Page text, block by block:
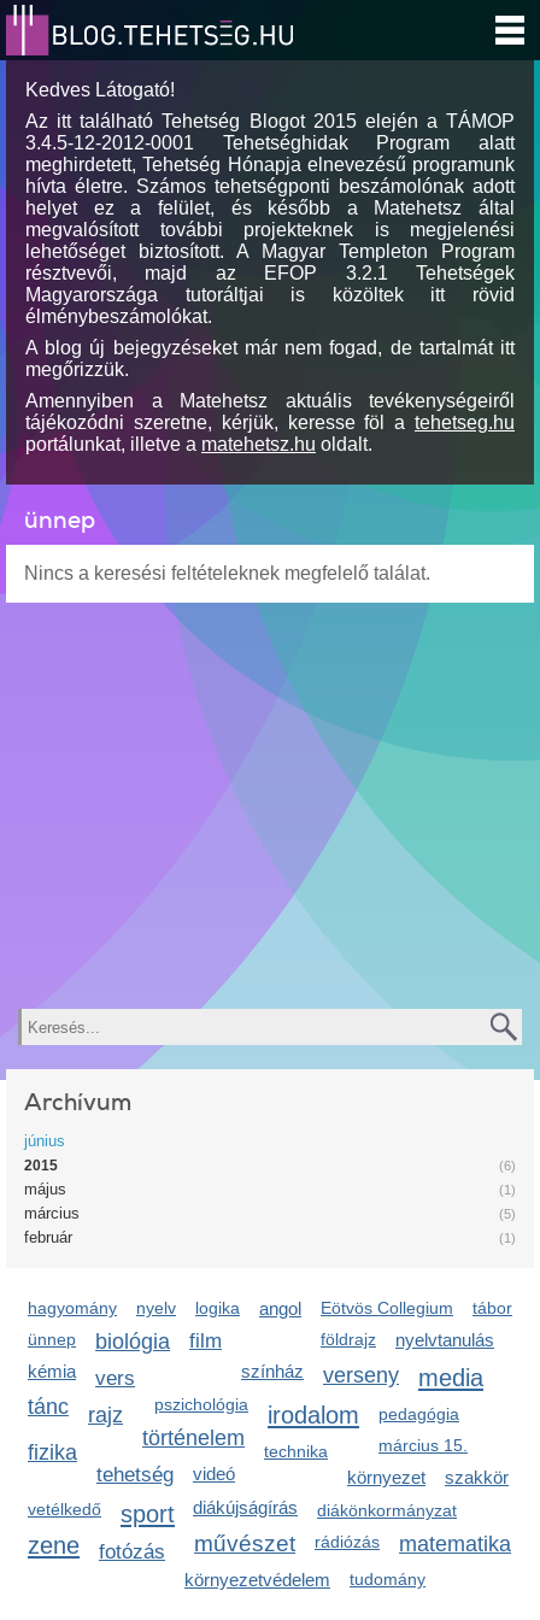
Kedves Látogató!
Az itt található Tehetség Blogot 2015 elején a TÁMOP
3.4.5-12-2012-0001 Tehetséghidak Program alatt
meghirdetett, Tehetség Hónapja elnevezésű programunk
hívta életre. Számos tehetségponti beszámolónak adott
helyet ez a felület, és később a Matehetsz által
megvalósított további projekteknek is megjelenési
lehetőséget biztosított. A Magyar Templeton Program
résztvevői, majd az EFOP 3.2.1 Tehetségek
Magyarországa tutoráltjai is közöltek itt rövid
élménybeszámolókat.
A blog új bejegyzéseket már nem fogad, de tartalmát itt
megőrizzük.
Amennyiben a Matehetsz aktuális tevékenységeiről
tájékozódni szeretne, kérjük, keresse föl a tehetseg.hu
portálunkat, illetve a matehetsz.hu oldalt.
ünnep
Nincs a keresési feltételeknek megfelelő találat.
Keresés
Archívum
június
(6)
2015
(1)
május
(5)
március
(1)
február
hagyomány nyelv logika angol
Eötvös Collegium
ünnep
biológia földrajz nyelvtanulás
film
színház
kémia verseny media
vers
tábor
pszichológia
tánc irodalom pedagógia
rajz
történelem
március 15.
fizika technika
tehetség videó
környezet
diákújságírás
vetélkedő diákönkormányzat
sport
szakkör
művészet
zene rádiózás matematika
fotózás
környezetvédelem tudomány